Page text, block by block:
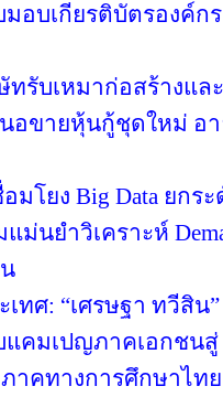
อบเกียรติบัตรองค์ก
ทรับเหมาก่อสร้างแ
นอขายหุ้นกู้ชุดใหม่ อ
มโยง Big Data ยก
ม่นยำวิเคราะห์
ทศ: “เศรษฐา ทวีสิน
แคมเปญภาคเอกชน
าคทางการศึกษาไทย